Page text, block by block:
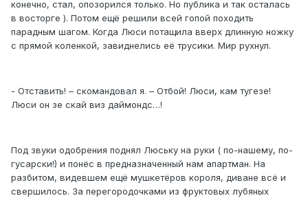
конечно, стал, опозорился только. Но публика и так осталась
в восторге ). Потом ещё решили всей гопой походить
парадным шагом. Когда Люси потащила вверх длинную ножку
с прямой коленкой, завиднелись её трусики. Мир рухнул.
- Отставить! – скомандовал я. – Отбой! Люси, кам тугезе!
Люси он зе скай виз даймондс…!
Под звуки одобрения поднял Люську на руки ( по-нашему, по-
гусарски!) и понёс в предназначенный нам апартман. На
разбитом, видевшем ещё мушкетёров короля, диване всё и
свершилось. За перегородочками из фруктовых лубяных